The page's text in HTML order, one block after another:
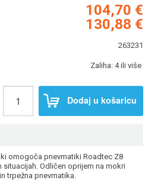
104,70 €
130,88 €
263231
Zaliha: 4 ili više
Dodaj u košaricu
omogoča pnevmatiki Roadtec Z8
situacijah. Odličen oprijem na mokri
trpežna pnevmatika.